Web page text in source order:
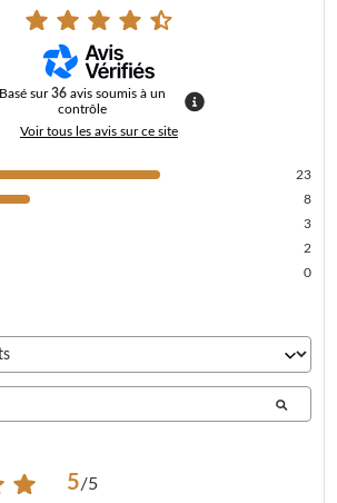
Basé sur36 avis soumis à un
contrôle
Voir tous les avis sur ce site
23
8
3
2
0
5/5